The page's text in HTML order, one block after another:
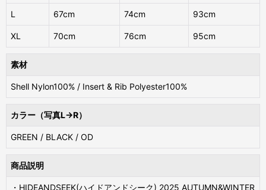
L 67cm 74cm 93cm
XL 70cm 76cm 95cm
素材
Shell Nylon100% / Insert & Rib Polyester100%
カラー（写真L→R）
GREEN / BLACK / OD
商品説明
・HIDEANDSEEK(ハイドアンドシーク) 2025 AUTUMN&WINTER